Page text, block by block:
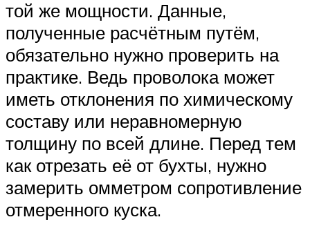
той же мощности. Данные,
полученные расчётным путём,
обязательно нужно проверить на
практике. Ведь проволока может
иметь отклонения по химическому
составу или неравномерную
толщину по всей длине. Перед тем
как отрезать её от бухты, нужно
замерить омметром сопротивление
отмеренного куска.